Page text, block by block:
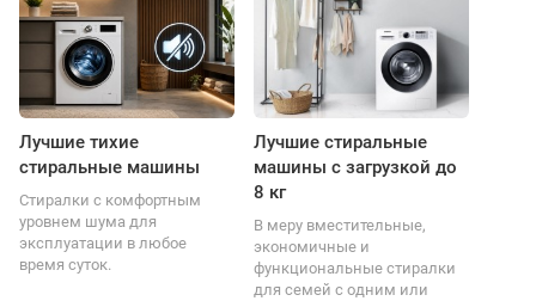
Лучшие тихие
стиральные машины
Стиралки с комфортным
уровнем шума для
эксплуатации в любое
время суток.
Лучшие стиральные
машины с загрузкой до
8 кг
В меру вместительные,
экономичные и
функциональные стиралки
для семей с одним или